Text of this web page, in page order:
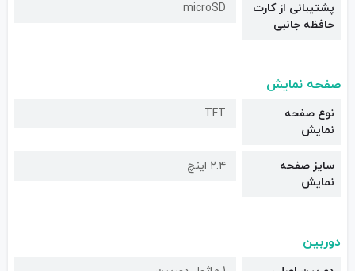
پشتیبانی از کارت
حافظه جانبی
microSD
صفحه نمایش
نوع صفحه
نمایش
TFT
سایز صفحه
نمایش
۲.۴ اینچ
دوربین